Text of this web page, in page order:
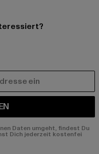
Daten umgeht, findest Du
Dich jederzeit kostenfei